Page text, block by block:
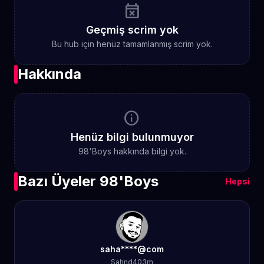
event_busy
Geçmiş scrim yok
Bu hub için henüz tamamlanmış scrim yok.
Hakkında
info
Henüz bilgi bulunmuyor
98'Boys hakkında bilgi yok.
Bazı Üyeler 98'Boys Hepsi
saha****@com
Sahnd403m